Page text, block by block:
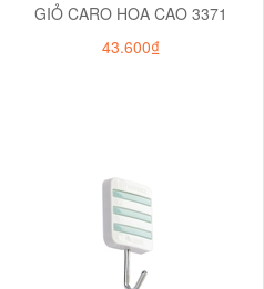
GIỎ CARO HOA CAO 3371
43.600₫